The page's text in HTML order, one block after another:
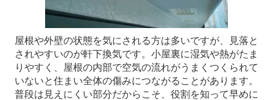
屋根や外壁の状態を気にされる方は多いですが、見落と
されやすいのが軒下換気です。小屋裏に湿気や熱がたま
りやすく、屋根の内部で空気の流れがうまくつくられて
いないと住まい全体の傷みにつながることがあります。
普段は見えにくい部分だからこそ、役割を知って早めに